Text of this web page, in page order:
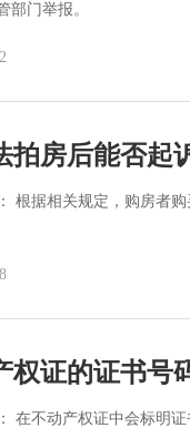
部门举报。
拍房后能否起
根据相关规定，购房者
权证的证书号
在不动产权证中会标明